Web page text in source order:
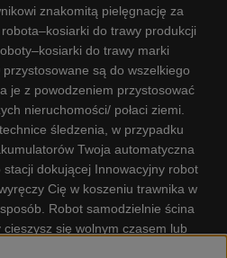
znakomitą pielęgnację za
do trawy produkcji
do trawy marki
są do wszelkiego
je z powodzeniem przystosować
nieruchomości/ połaci ziemi.
śledzenia, w przypadku
Twoja automatyczna
dokującej Innowacyjny robot
Cię w koszeniu trawnika w
Robot samodzielnie ścina
się wolnym czasem lub